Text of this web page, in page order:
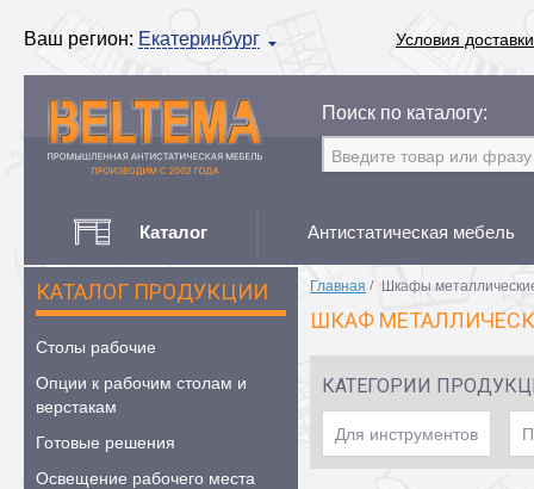
Ваш регион: Екатеринбург Условия доставки
Поиск по каталогу:
Каталог Антистатическая мебель
КАТАЛОГ ПРОДУКЦИИ
Столы рабочие
Опции к рабочим столам и
верстакам
Готовые решения
Освещение рабочего места
Главная / Шкафы
ШКАФ
КАТЕГОРИИ
Для инструментов